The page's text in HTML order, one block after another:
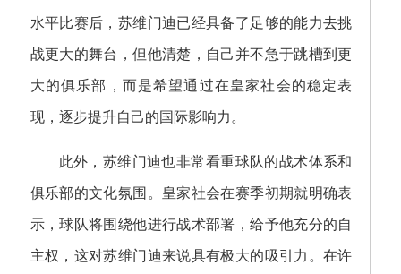
水平比赛后，苏维门迪已经具备了足够的能力去挑
战更大的舞台，但他清楚，自己并不急于跳槽到更
大的俱乐部，而是希望通过在皇家社会的稳定表
现，逐步提升自己的国际影响力。
此外，苏维门迪也非常看重球队的战术体系和
俱乐部的文化氛围。皇家社会在赛季初期就明确表
示，球队将围绕他进行战术部署，给予他充分的自
主权，这对苏维门迪来说具有极大的吸引力。在许